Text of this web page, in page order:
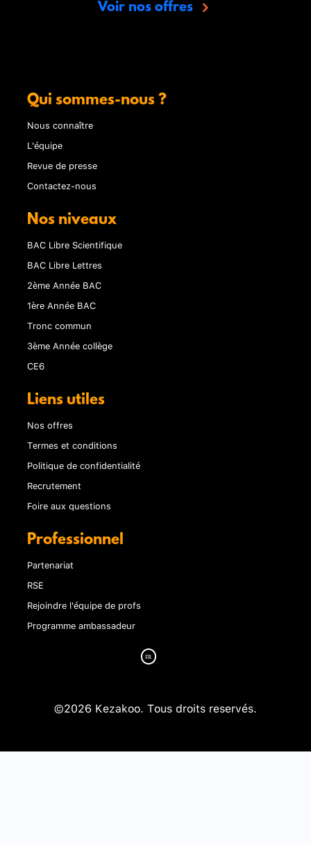
Voir nos offres
Qui sommes-nous ?
Nous connaître
L'équipe
Revue de presse
Contactez-nous
Nos niveaux
BAC Libre Scientifique
BAC Libre Lettres
2ème Année BAC
1ère Année BAC
Tronc commun
3ème Année collège
CE6
Liens utiles
Nos offres
Termes et conditions
Politique de confidentialité
Recrutement
Foire aux questions
Professionnel
Partenariat
RSE
Rejoindre l'équipe de profs
Programme ambassadeur
©2026 Kezakoo. Tous droits reservés.